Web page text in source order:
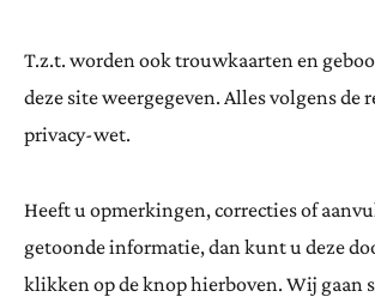
T.z.t. worden ook trouwkaarten en
deze site weergegeven. Alles volgens de
privacy-wet.
Heeft u opmerkingen, correcties of
getoonde informatie, dan kunt u deze
klikken op de knop hierboven. Wij gaan